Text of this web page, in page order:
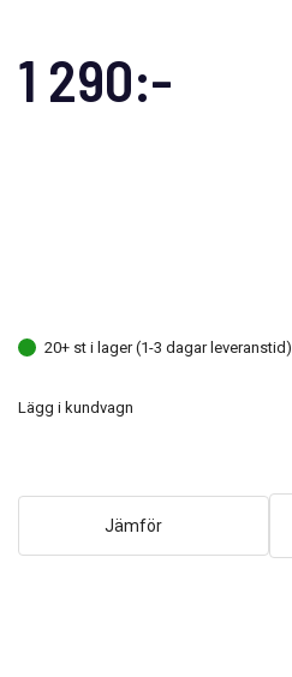
1 290:-
20+ st i lager (1-3 dagar leveranstid)
Lägg i kundvagn
Jämför